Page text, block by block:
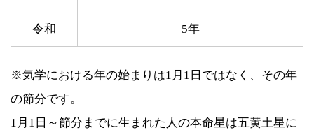
令和 5年
※気学における年の始まりは1月1日ではなく、その年
の節分です。
1月1日～節分までに生まれた人の本命星は五黄土星に